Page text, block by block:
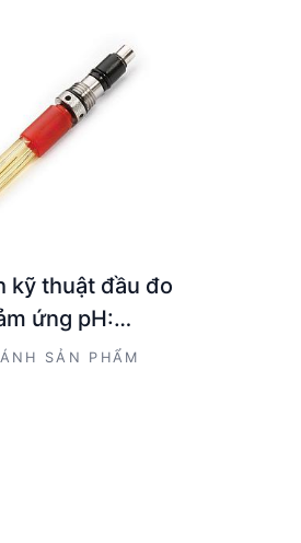
kỹ thuật đầu đo
ứng pH:
1 và
SẢN PHẨM